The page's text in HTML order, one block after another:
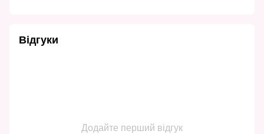
Відгуки
Додайте перший відгук